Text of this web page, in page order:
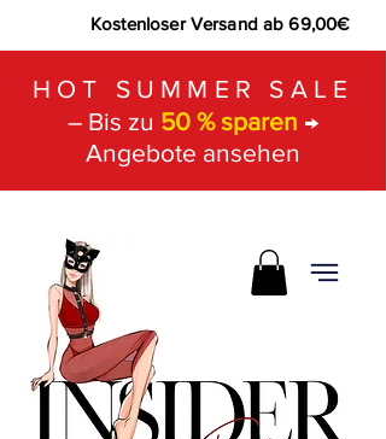
Kostenloser Versand ab 69,00€
HOT SUMMER SALE
– Bis zu 50 % sparen →
Angebote ansehen